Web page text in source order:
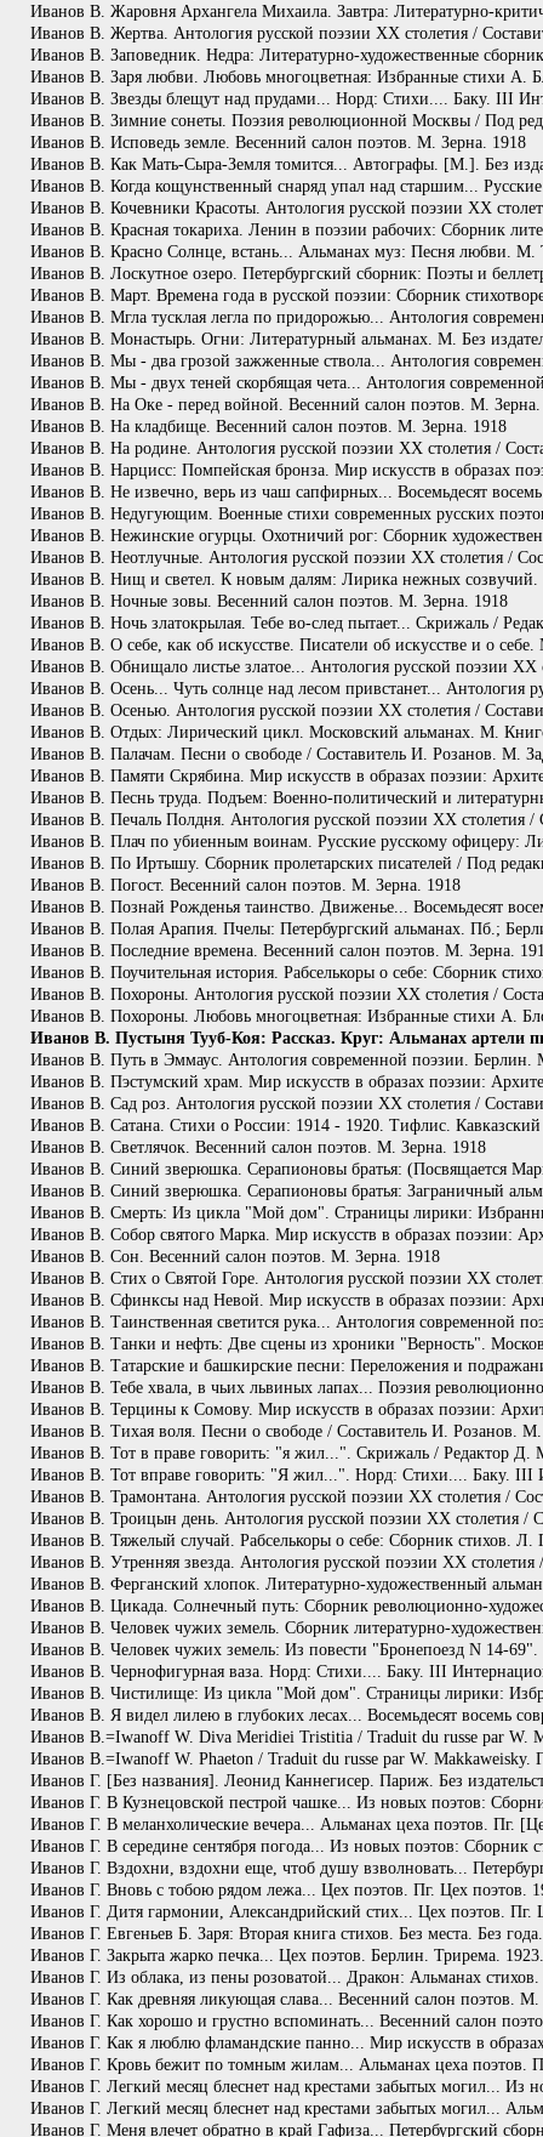
Иванов В. Жаровня Архангела Михаила. Завтра: Литературно-
Иванов В. Жертва. Антология русской поэзии ХХ столетия /
Иванов В. Заповедник. Недра: Литературно-художественные
Иванов В. Заря любви. Любовь многоцветная: Избранные стихи А.
Иванов В. Звезды блещут над прудами... Норд: Стихи.... Баку. III
Иванов В. Зимние сонеты. Поэзия революционной Москвы / Под
Иванов В. Исповедь земле. Весенний салон поэтов. М. Зерна. 1918
Иванов В. Как Мать-Сыра-Земля томится... Автографы. [М.]. Без
Иванов В. Когда кощунственный снаряд упал над старшим...
Иванов В. Кочевники Красоты. Антология русской поэзии ХХ
Иванов В. Красная токариха. Ленин в поэзии рабочих: Сборник
Иванов В. Красно Солнце, встань... Альманах муз: Песня любви. М.
Иванов В. Лоскутное озеро. Петербургский сборник: Поэты и
Иванов В. Март. Времена года в русской поэзии: Сборник
Иванов В. Мгла тусклая легла по придорожью... Антология
Иванов В. Монастырь. Огни: Литературный альманах. М. Без
Иванов В. Мы - два грозой зажженные ствола... Антология
Иванов В. Мы - двух теней скорбящая чета... Антология
Иванов В. На Оке - перед войной. Весенний салон поэтов. М. Зерна.
Иванов В. На кладбище. Весенний салон поэтов. М. Зерна. 1918
Иванов В. На родине. Антология русской поэзии ХХ столетия /
Иванов В. Нарцисс: Помпейская бронза. Мир искусств в образах
Иванов В. Не извечно, верь из чаш сапфирных... Восемьдесят
Иванов В. Недугующим. Военные стихи современных русских
Иванов В. Нежинские огурцы. Охотничий рог: Сборник
Иванов В. Неотлучные. Антология русской поэзии ХХ столетия /
Иванов В. Нищ и светел. К новым далям: Лирика нежных созвучий.
Иванов В. Ночные зовы. Весенний салон поэтов. М. Зерна. 1918
Иванов В. Ночь златокрылая. Тебе во-след пытает... Скрижаль /
Иванов В. О себе, как об искусстве. Писатели об искусстве и о
Иванов В. Обнищало листье златое... Антология русской поэзии
Иванов В. Осень... Чуть солнце над лесом привстанет...
Иванов В. Осенью. Антология русской поэзии ХХ столетия /
Иванов В. Отдых: Лирический цикл. Московский альманах. М.
Иванов В. Палачам. Песни о свободе / Составитель И. Розанов. М.
Иванов В. Памяти Скрябина. Мир искусств в образах поэзии:
Иванов В. Песнь труда. Подъем: Военно-политический и
Иванов В. Печаль Полдня. Антология русской поэзии ХХ
Иванов В. Плач по убиенным воинам. Русские русскому офицеру:
Иванов В. По Иртышу. Сборник пролетарских писателей / Под
Иванов В. Погост. Весенний салон поэтов. М. Зерна. 1918
Иванов В. Познай Рожденья таинство. Движенье... Восемьдесят
Иванов В. Полая Арапия. Пчелы: Петербургский альманах. Пб.;
Иванов В. Последние времена. Весенний салон поэтов. М. Зерна.
Иванов В. Поучительная история. Рабселькоры о себе: Сборник
Иванов В. Похороны. Антология русской поэзии ХХ столетия /
Иванов В. Похороны. Любовь многоцветная: Избранные стихи А.
Иванов В. Пустыня Тууб-Коя: Рассказ. Круг: Альманах артели
Иванов В. Путь в Эммаус. Антология современной поэзии. Берлин.
Иванов В. Пэстумский храм. Мир искусств в образах поэзии:
Иванов В. Сад роз. Антология русской поэзии ХХ столетия /
Иванов В. Сатана. Стихи о России: 1914 - 1920. Тифлис.
Иванов В. Светлячок. Весенний салон поэтов. М. Зерна. 1918
Иванов В. Синий зверюшка. Серапионовы братья: (Посвящается
Иванов В. Синий зверюшка. Серапионовы братья: Заграничный
Иванов В. Смерть: Из цикла "Мой дом". Страницы лирики:
Иванов В. Собор святого Марка. Мир искусств в образах поэзии:
Иванов В. Сон. Весенний салон поэтов. М. Зерна. 1918
Иванов В. Стих о Святой Горе. Антология русской поэзии ХХ
Иванов В. Сфинксы над Невой. Мир искусств в образах поэзии:
Иванов В. Таинственная светится рука... Антология современной
Иванов В. Танки и нефть: Две сцены из хроники "Верность".
Иванов В. Татарские и башкирские песни: Переложения и
Иванов В. Тебе хвала, в чьих львиных лапах... Поэзия
Иванов В. Терцины к Сомову. Мир искусств в образах поэзии:
Иванов В. Тихая воля. Песни о свободе / Составитель И. Розанов. М.
Иванов В. Тот в праве говорить: "я жил...". Скрижаль / Редактор
Иванов В. Тот вправе говорить: "Я жил...". Норд: Стихи.... Баку. III
Иванов В. Трамонтана. Антология русской поэзии ХХ столетия /
Иванов В. Троицын день. Антология русской поэзии ХХ столетия
Иванов В. Тяжелый случай. Рабселькоры о себе: Сборник стихов. Л.
Иванов В. Утренняя звезда. Антология русской поэзии ХХ
Иванов В. Ферганский хлопок. Литературно-художественный
Иванов В. Цикада. Солнечный путь: Сборник революционно-
Иванов В. Человек чужих земель. Сборник литературно-
Иванов В. Человек чужих земель: Из повести "Бронепоезд N 14-
Иванов В. Чернофигурная ваза. Норд: Стихи.... Баку. III
Иванов В. Чистилище: Из цикла "Мой дом". Страницы лирики:
Иванов В. Я видел лилею в глубоких лесах... Восемьдесят восемь
Иванов В.=Iwanoff W. Diva Meridiei Tristitia / Traduit du russe par W.
Иванов В.=Iwanoff W. Phaeton / Traduit du russe par W. Makkaweisky.
Иванов Г. [Без названия]. Леонид Каннегисер. Париж. Без
Иванов Г. В Кузнецовской пестрой чашке... Из новых поэтов:
Иванов Г. В меланхолические вечера... Альманах цеха поэтов. Пг.
Иванов Г. В середине сентября погода... Из новых поэтов: Сборник
Иванов Г. Вздохни, вздохни еще, чтоб душу взволновать...
Иванов Г. Вновь с тобою рядом лежа... Цех поэтов. Пг. Цех поэтов.
Иванов Г. Дитя гармонии, Александрийский стих... Цех поэтов. Пг.
Иванов Г. Евгеньев Б. Заря: Вторая книга стихов. Без места. Без
Иванов Г. Закрыта жарко печка... Цех поэтов. Берлин. Трирема.
Иванов Г. Из облака, из пены розоватой... Дракон: Альманах
Иванов Г. Как древняя ликующая слава... Весенний салон поэтов. М.
Иванов Г. Как хорошо и грустно вспоминать... Весенний салон
Иванов Г. Как я люблю фламандские панно... Мир искусств в
Иванов Г. Кровь бежит по томным жилам... Альманах цеха поэтов.
Иванов Г. Легкий месяц блеснет над крестами забытых могил... Из
Иванов Г. Легкий месяц блеснет над крестами забытых могил...
Иванов Г. Меня влечет обратно в край Гафиза... Петербургский